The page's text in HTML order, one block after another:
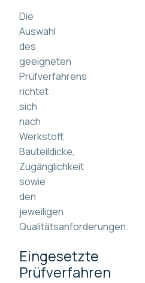
Die
Auswahl
des
geeigneten
Prüfverfahrens
richtet
sich
nach
Werkstoff,
Bauteildicke,
Zugänglichkeit
sowie
den
jeweiligen
Qualitätsanforderungen.
Eingesetzte
Prüfverfahren